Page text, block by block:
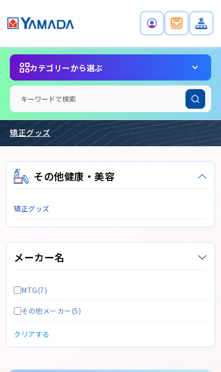
カテゴリーから選ぶ
矯正グッズ
その他健康・美容
矯正グッズ
メーカー名
MTG(7)
その他メーカー(5)
クリアする